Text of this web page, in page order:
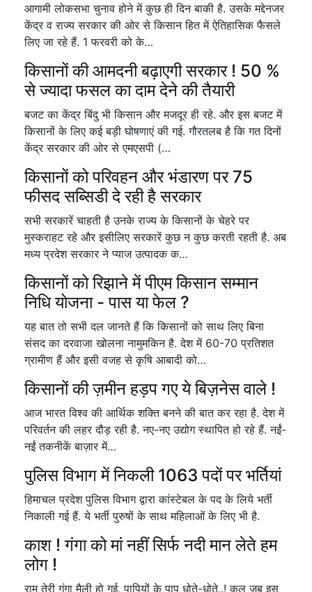
आगामी लोकसभा चुनाव होने में कुछ ही दिन बाकी है. उसके मद्देनजर
केंद्र व राज्य सरकार की ओर से किसान हित में ऐतिहासिक फैसले
लिए जा रहे हैं. 1 फरवरी को के…
किसानों की आमदनी बढ़ाएगी सरकार ! 50 %
से ज्यादा फसल का दाम देने की तैयारी
बजट का केंद्र बिंदु भी किसान और मजदूर ही रहे. और इस बजट में
किसानों के लिए कई बड़ी घोषणाएं की गई. गौरतलब है कि गत दिनों
केंद्र सरकार की ओर से एमएसपी (…
किसानों को परिवहन और भंडारण पर 75
फीसद सब्सिडी दे रही है सरकार
सभी सरकारें चाहती है उनके राज्य के किसानों के चेहरे पर
मुस्कराहट रहे और इसीलिए सरकारें कुछ न कुछ करती रहती है. अब
मध्य प्रदेश सरकार ने प्याज उत्पादक क…
किसानों को रिझाने में पीएम किसान सम्मान
निधि योजना - पास या फेल ?
यह बात तो सभी दल जानते हैं कि किसानों को साथ लिए बिना
संसद का दरवाजा खोलना नामुमकिन है. देश में 60-70 प्रतिशत
ग्रामीण हैं और इसी वजह से कृषि आबादी को…
किसानों की ज़मीन हड़प गए ये बिज़नेस वाले !
आज भारत विश्व की आर्थिक शक्ति बनने की बात कर रहा है. देश में
परिवर्तन की लहर दौड़ रही है. नए-नए उद्योग स्थापित हो रहे हैं. नईं-
नईं तकनीकें बाज़ार में…
पुलिस विभाग में निकली 1063 पदों पर भर्तियां
हिमाचल प्रदेश पुलिस विभाग द्वारा कांस्टेबल के पद के लिये भर्ती
निकाली गई हैं. ये भर्ती पुरुषों के साथ महिलाओं के लिए भी है.
काश ! गंगा को मां नहीं सिर्फ नदी मान लेते हम
लोग !
राम तेरी गंगा मैली हो गई, पापियों के पाप धोते-धोते..! कल जब इस